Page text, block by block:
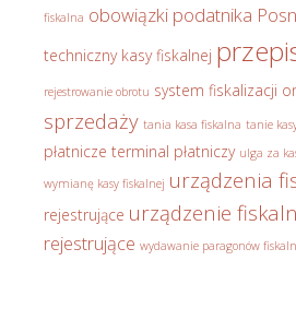
fiskalna obowiązki podatnika
techniczny kasy fiskalnej
rejestrowanie obrotu system fiskalizacji
sprzedaży tania kasa fiskalna tanie
płatnicze terminal płatniczy ulga za
wymianę kasy fiskalnej urządzenia
rejestrujące urządzenie
rejestrujące wydawanie paragonów